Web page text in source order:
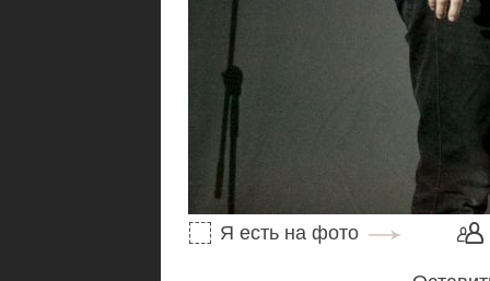
Я есть на фото